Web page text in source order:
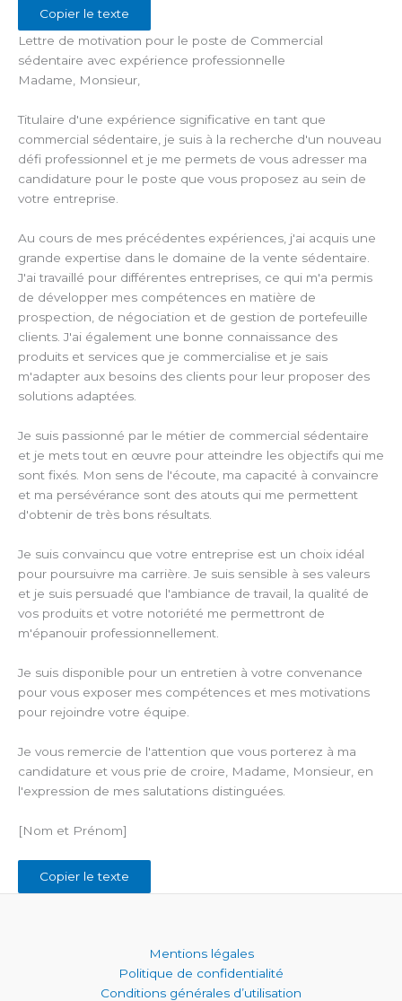
Copier le texte
Lettre de motivation pour le poste de Commercial
sédentaire avec expérience professionnelle
Madame, Monsieur,
Titulaire d'une expérience significative en tant que
commercial sédentaire, je suis à la recherche d'un nouveau
défi professionnel et je me permets de vous adresser ma
candidature pour le poste que vous proposez au sein de
votre entreprise.
Au cours de mes précédentes expériences, j'ai acquis une
grande expertise dans le domaine de la vente sédentaire.
J'ai travaillé pour différentes entreprises, ce qui m'a permis
de développer mes compétences en matière de
prospection, de négociation et de gestion de portefeuille
clients. J'ai également une bonne connaissance des
produits et services que je commercialise et je sais
m'adapter aux besoins des clients pour leur proposer des
solutions adaptées.
Je suis passionné par le métier de commercial sédentaire
et je mets tout en œuvre pour atteindre les objectifs qui me
sont fixés. Mon sens de l'écoute, ma capacité à convaincre
et ma persévérance sont des atouts qui me permettent
d'obtenir de très bons résultats.
Je suis convaincu que votre entreprise est un choix idéal
pour poursuivre ma carrière. Je suis sensible à ses valeurs
et je suis persuadé que l'ambiance de travail, la qualité de
vos produits et votre notoriété me permettront de
m'épanouir professionnellement.
Je suis disponible pour un entretien à votre convenance
pour vous exposer mes compétences et mes motivations
pour rejoindre votre équipe.
Je vous remercie de l'attention que vous porterez à ma
candidature et vous prie de croire, Madame, Monsieur, en
l'expression de mes salutations distinguées.
[Nom et Prénom]
Copier le texte
Mentions légales
Politique de confidentialité
Conditions générales d’utilisation